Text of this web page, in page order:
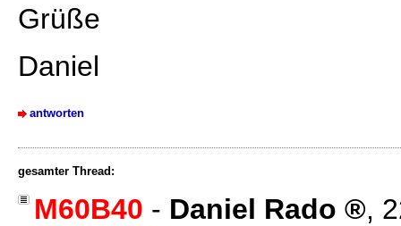
Grüße
Daniel
antworten
gesamter Thread:
M60B40 - Daniel Rado ,